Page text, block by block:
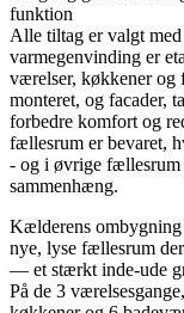
funktion
Alle tiltag er valgt
varmegenvinding er
værelser, køkkener
monteret, og facader,
forbedre komfort og
fællesrum er bevaret,
- og i øvrige fællesrum
sammenhæng.
Kælderens ombygning
nye, lyse fællesrum
— et stærkt inde-ude
På de 3